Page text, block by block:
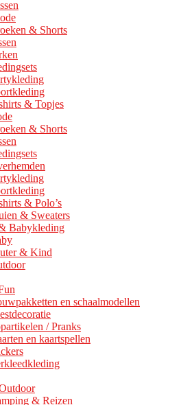
& Shorts
& Topjes
& Shorts
& Polo’s
& Sweaters
Babykleding
& Kind
en schaalmodellen
/ Pranks
en kaartspellen
& Reizen